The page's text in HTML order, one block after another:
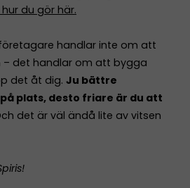
hur du gör här.
handlar inte om att
det handlar om att bygga
det åt dig. Ju bättre
plats, desto friare är du att
det är väl ändå lite av vitsen